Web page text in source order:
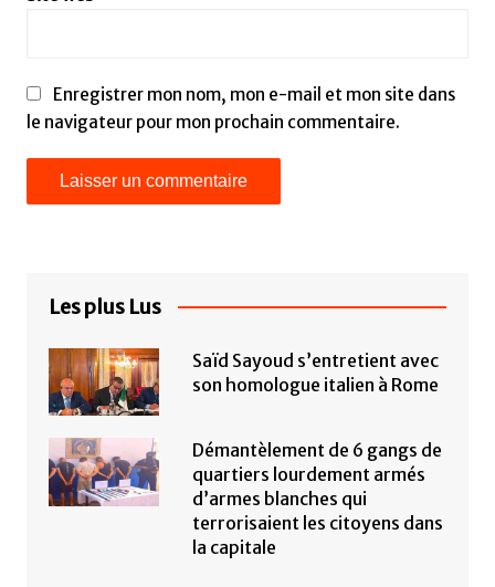
Enregistrer mon nom, mon e-mail et mon site dans
le navigateur pour mon prochain commentaire.
Les plus Lus
Saïd Sayoud s’entretient avec
son homologue italien à Rome
Démantèlement de 6 gangs de
quartiers lourdement armés
d’armes blanches qui
terrorisaient les citoyens dans
la capitale